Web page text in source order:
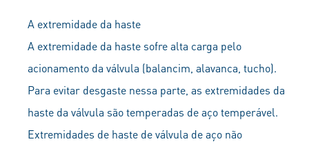
A extremidade da haste
A extremidade da haste sofre alta carga pelo
acionamento da válvula (balancim, alavanca, tucho).
Para evitar desgaste nessa parte, as extremidades da
haste da válvula são temperadas de aço temperável.
Extremidades de haste de válvula de aço não